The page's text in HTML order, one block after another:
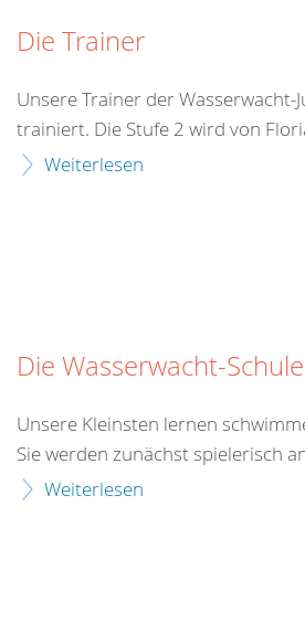
Die Trainer
Unsere Trainer der
trainiert. Die Stufe 2 wird von
Weiterlesen
Die Wasserwacht-Schule
Unsere Kleinsten lernen
Sie werden zunächst spielerisch
Weiterlesen